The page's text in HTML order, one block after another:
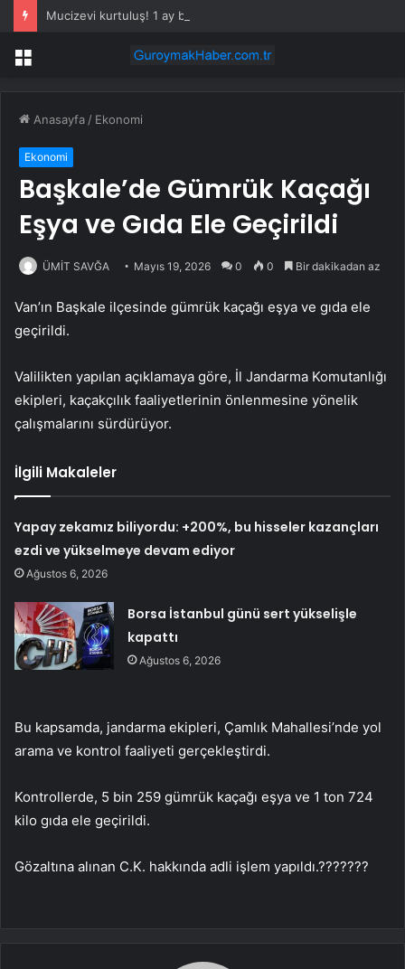
Menü
Anasayfa / Ekonomi
Ekonomi
Başkale’de Gümrük Kaçağı
Eşya ve Gıda Ele Geçirildi
ÜMİT SAVĞA Mayıs 19, 2026 0 0 Bir dakikadan az
Van’ın Başkale ilçesinde gümrük kaçağı eşya ve gıda ele
geçirildi.
Valilikten yapılan açıklamaya göre, İl Jandarma Komutanlığı
ekipleri, kaçakçılık faaliyetlerinin önlenmesine yönelik
çalışmalarını sürdürüyor.
İlgili Makaleler
Yapay zekamız biliyordu: +200%, bu hisseler kazançları
ezdi ve yükselmeye devam ediyor
Ağustos 6, 2026
Borsa İstanbul günü sert yükselişle
kapattı
Ağustos 6, 2026
Bu kapsamda, jandarma ekipleri, Çamlık Mahallesi’nde yol
arama ve kontrol faaliyeti gerçekleştirdi.
Kontrollerde, 5 bin 259 gümrük kaçağı eşya ve 1 ton 724
kilo gıda ele geçirildi.
Gözaltına alınan C.K. hakkında adli işlem yapıldı.???????